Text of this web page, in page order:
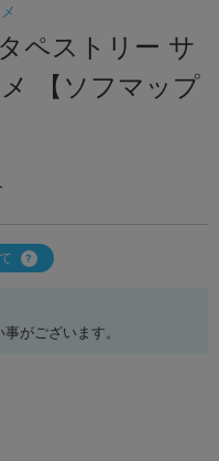
ペストリー サ
【ソフマップ
がございます。